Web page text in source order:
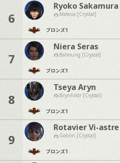
6
Ryoko Sakamura
Mateus [Crystal]
ブロンズ1
7
Niera Seras
Balmung [Crystal]
ブロンズ1
8
Tseya Aryn
Brynhildr [Crystal]
ブロンズ1
9
Rotavier Vi-astre
Goblin [Crystal]
ブロンズ1